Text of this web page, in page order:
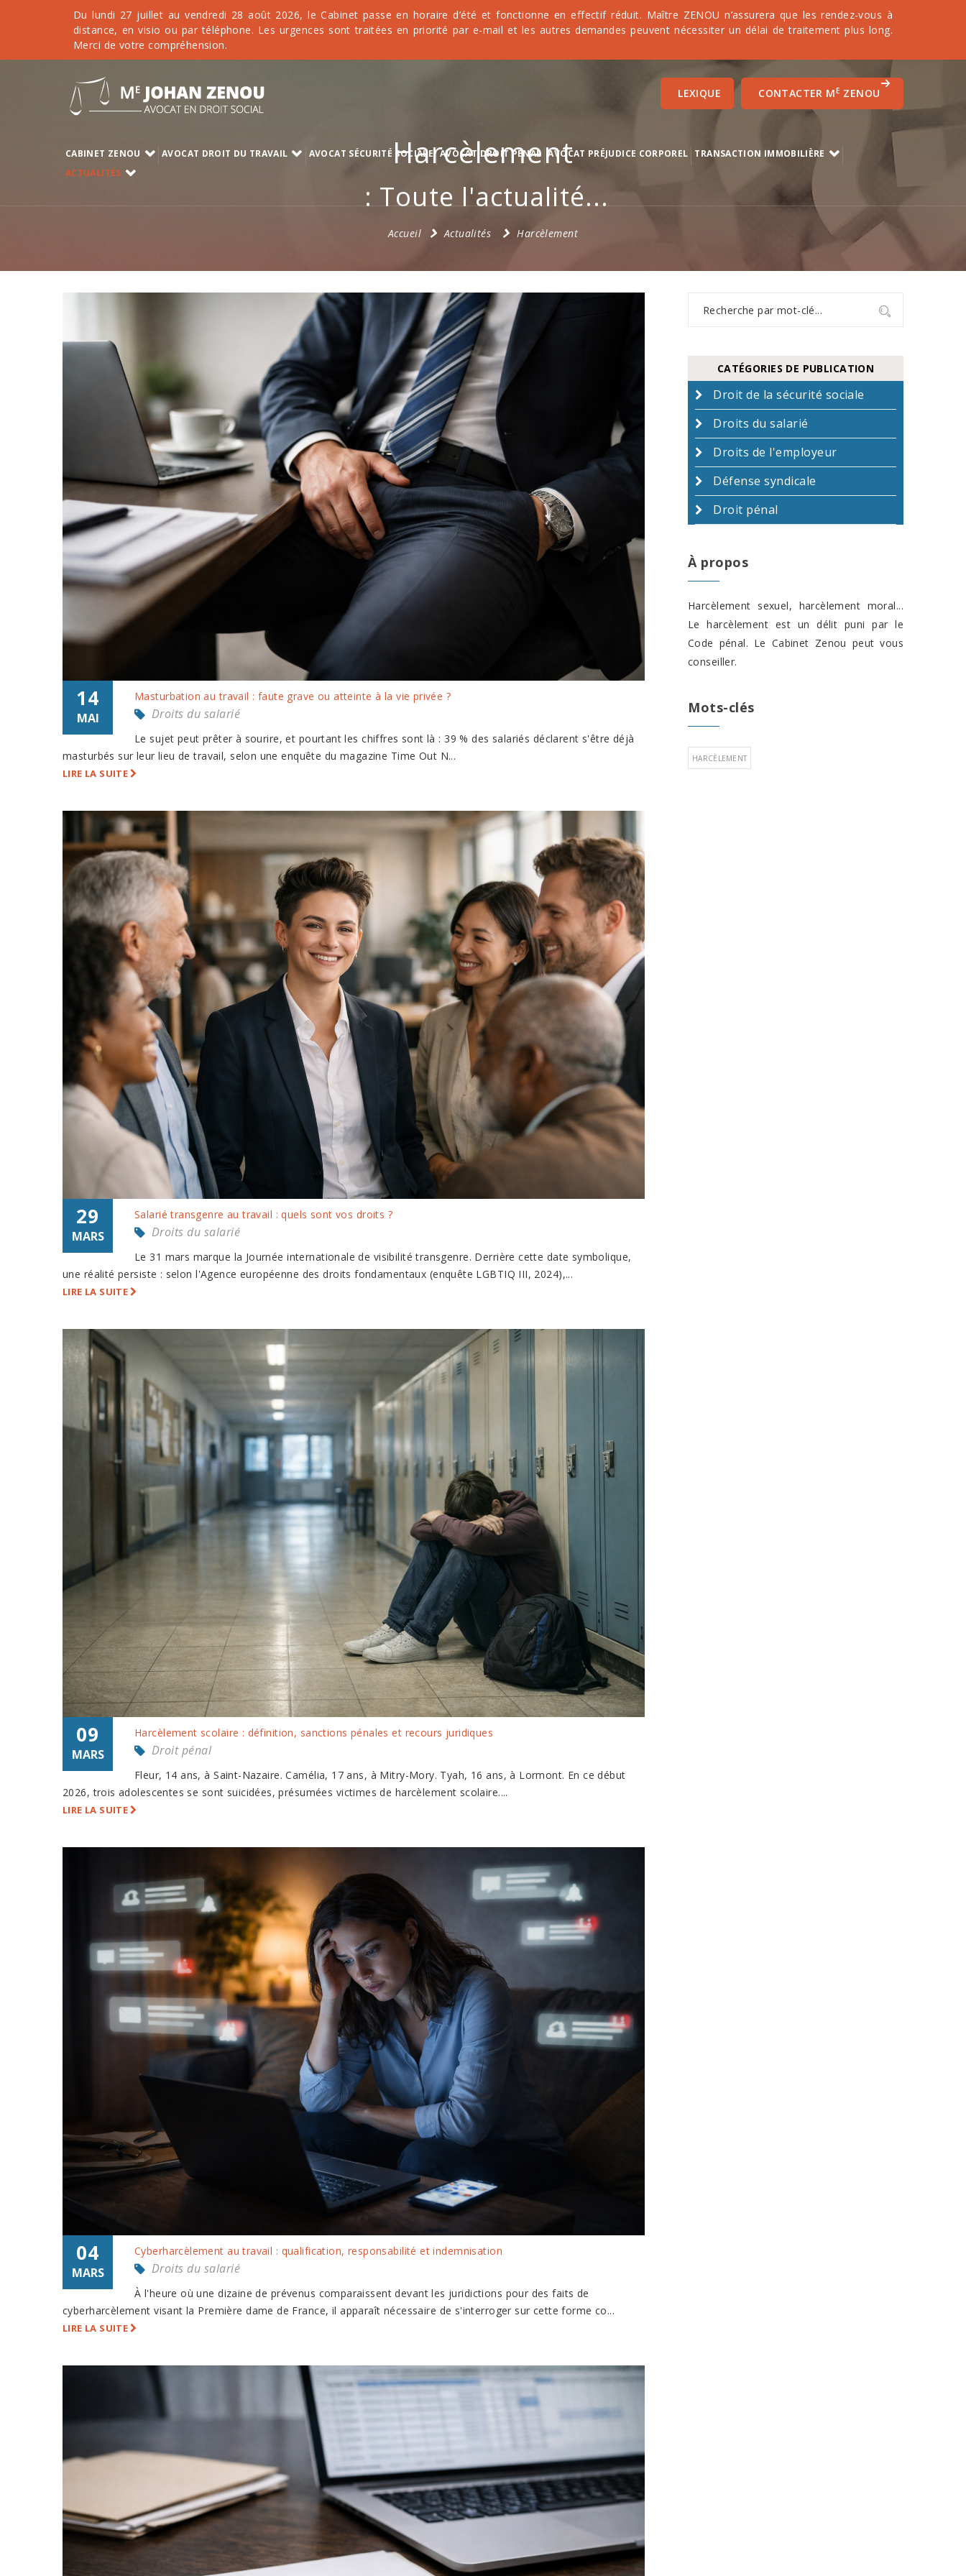
Du lundi 27 juillet au vendredi 28 août 2026, le Cabinet passe en horaire d’été et fonctionne en effectif réduit. Maître ZENOU n’assurera que les rendez-vous à
distance, en visio ou par téléphone. Les urgences sont traitées en priorité par e-mail et les autres demandes peuvent nécessiter un délai de traitement plus long.
Merci de votre compréhension.
CONTACTER ME ZENOU
LEXIQUE
CABINET ZENOU AVOCAT DROIT DU TRAVAIL AVOCAT SÉCURITÉ SOCIALE AVOCAT DROIT PÉNAL AVOCAT PRÉJUDICE CORPOREL TRANSACTION IMMOBILIÈRE
ACTUALITÉS
Harcèlement
: Toute l'actualité...
Accueil Actualités Harcèlement
14
MAI
Masturbation au travail : faute grave ou atteinte à la vie privée ?
Droits du salarié
Le sujet peut prêter à sourire, et pourtant les chiffres sont là : 39 % des salariés déclarent s'être déjà
masturbés sur leur lieu de travail, selon une enquête du magazine Time Out N...
LIRE LA SUITE
29
MARS
Salarié transgenre au travail : quels sont vos droits ?
Droits du salarié
Le 31 mars marque la Journée internationale de visibilité transgenre. Derrière cette date symbolique,
une réalité persiste : selon l'Agence européenne des droits fondamentaux (enquête LGBTIQ III, 2024),...
LIRE LA SUITE
09
MARS
Harcèlement scolaire : définition, sanctions pénales et recours juridiques
Droit pénal
Fleur, 14 ans, à Saint-Nazaire. Camélia, 17 ans, à Mitry-Mory. Tyah, 16 ans, à Lormont. En ce début
2026, trois adolescentes se sont suicidées, présumées victimes de harcèlement scolaire....
LIRE LA SUITE
04
MARS
Cyberharcèlement au travail : qualification, responsabilité et indemnisation
Droits du salarié
À l'heure où une dizaine de prévenus comparaissent devant les juridictions pour des faits de
cyberharcèlement visant la Première dame de France, il apparaît nécessaire de s'interroger sur cette forme co...
LIRE LA SUITE
CATÉGORIES DE PUBLICATION
Droit de la sécurité sociale
Droits du salarié
Droits de l'employeur
Défense syndicale
Droit pénal
À propos
Harcèlement sexuel, harcèlement moral...
Le harcèlement est un délit puni par le
Code pénal. Le Cabinet Zenou peut vous
conseiller.
Mots-clés
HARCÈLEMENT